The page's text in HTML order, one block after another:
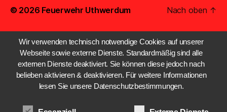
© 2026 Feuerwehr Uthwerdum Nach oben ↑
Wir verwenden technisch notwendige Cookies auf unserer
Webseite sowie externe Dienste. Standardmäßig sind alle
externen Dienste deaktiviert. Sie können diese jedoch nach
belieben aktivieren & deaktivieren. Für weitere Informationen
lesen Sie unsere Datenschutzbestimmungen.